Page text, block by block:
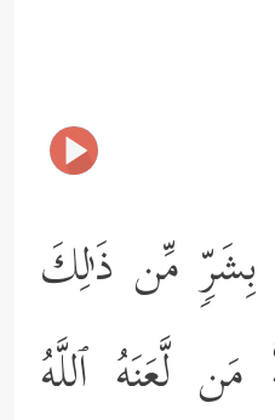
بِشَرࣲّ مِّن ذَ ٰ⁠لِكَ
مَن لَّعَنَهُ ٱللَّهُ